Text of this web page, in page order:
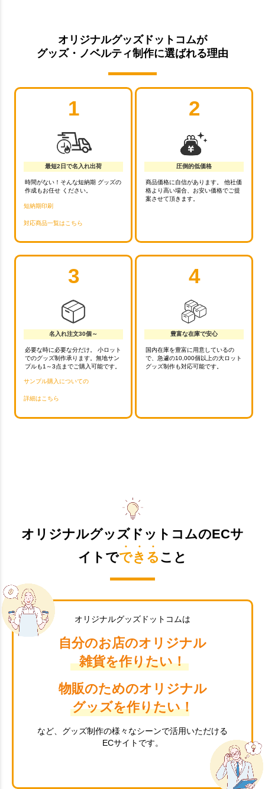
オリジナルグッズドットコムが
グッズ・ノベルティ制作に選ばれる理由
1
最短2日で名入れ出荷
時間がない！そんな短納期 グッズの
作成もお任せ ください。
短納期印刷
対応商品一覧はこちら
2
圧倒的低価格
商品価格に自信があります。 他社価
格より高い場合、お安い価格でご提
案させて頂きます。
3
名入れ注文30個～
必要な時に必要な分だけ。 小ロット
でのグッズ制作承ります。無地サン
プルも1～3点までご購入可能です。
サンプル購入についての
詳細はこちら
4
豊富な在庫で安心
国内在庫を豊富に用意しているの
で、急遽の10,000個以上の大ロット
グッズ制作も対応可能です。
オリジナルグッズドットコムのECサ
イトでできる こと
オリジナルグッズドットコムは
自分のお店のオリジナル
雑貨を作りたい！
物販のためのオリジナル
グッズを作りたい！
など、グッズ制作の様々なシーンで活用いただける
ECサイトです。